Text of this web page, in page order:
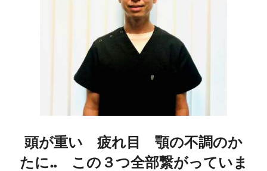
頭が重い　疲れ目　顎の不調のか
たに‥　この３つ全部繋がっていま